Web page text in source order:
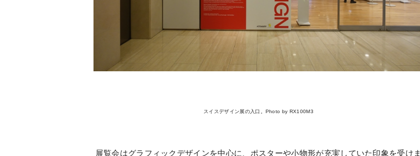
スイスデザイン展の入口。Photo by RX100M3
展覧会はグラフィックデザインを中心に、ポスターや小物形が充実していた印象を受けま